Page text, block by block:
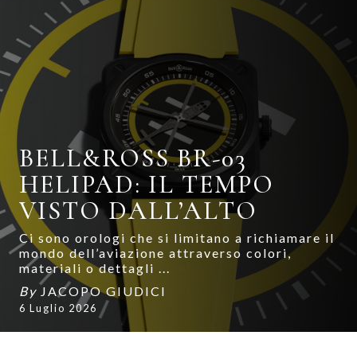
BELL&ROSS BR-03
HELIPAD: IL TEMPO
VISTO DALL’ALTO
Ci sono orologi che si limitano a richiamare il
mondo dell’aviazione attraverso colori,
materiali o dettagli ...
By JACOPO GIUDICI
6 Luglio 2026